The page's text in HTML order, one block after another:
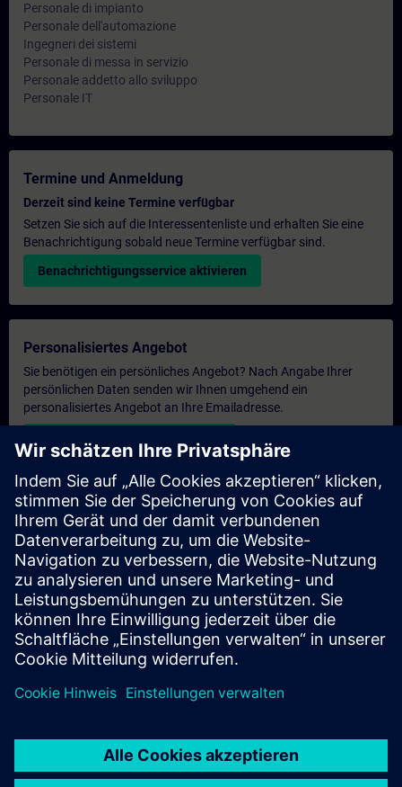
Personale di impianto
Personale dell'automazione
Ingegneri dei sistemi
Personale di messa in servizio
Personale addetto allo sviluppo
Personale IT
Termine und Anmeldung
Derzeit sind keine Termine verfügbar
Setzen Sie sich auf die Interessentenliste und erhalten Sie eine
Benachrichtigung sobald neue Termine verfügbar sind.
Benachrichtigungsservice aktivieren
Personalisiertes Angebot
Sie benötigen ein persönliches Angebot? Nach Angabe Ihrer
persönlichen Daten senden wir Ihnen umgehend ein
personalisiertes Angebot an Ihre Emailadresse.
Persönliches Angebot zusenden
Anfrage Exklusivtraining
Haben Sie Bedarf an einem höheren Schulungsangebot und
brauchen ein exklusives Training – entweder vor Ort bei Ihnen,
virtuell oder in einem SITRAIN Trainingscenter? Nachdem Sie
uns Ihre persönlichen Daten und Ihren Trainingsbedarf
übermittelt haben, bekommen Sie von uns ein Angebot für eine
exklusive Schulung.
Exklusives Angebot anfragen